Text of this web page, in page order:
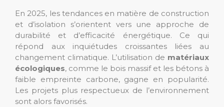
En 2025, les tendances en matière de construction
et d’isolation s’orientent vers une approche de
durabilité et d’efficacité énergétique. Ce qui
répond aux inquiétudes croissantes liées au
changement climatique. L’utilisation de matériaux
écologiques, comme le bois massif et les bétons à
faible empreinte carbone, gagne en popularité.
Les projets plus respectueux de l’environnement
sont alors favorisés.